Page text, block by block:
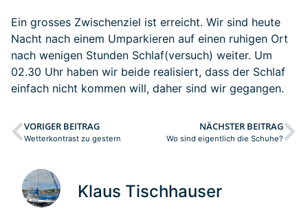
Ein grosses Zwischenziel ist erreicht. Wir sind heute
Nacht nach einem Umparkieren auf einen ruhigen Ort
nach wenigen Stunden Schlaf(versuch) weiter. Um
02.30 Uhr haben wir beide realisiert, dass der Schlaf
einfach nicht kommen will, daher sind wir gegangen.
VORIGER BEITRAG
Wetterkontrast zu gestern
NÄCHSTER BEITRAG
Wo sind eigentlich die Schuhe?
Klaus Tischhauser